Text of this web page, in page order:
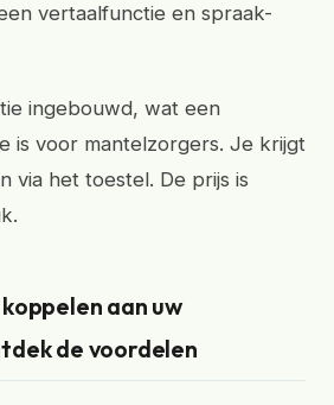
vertaalfunctie en spraak-
ingebouwd, wat een
is voor mantelzorgers. Je krijgt
via het toestel. De prijs is
aan uw
de voordelen